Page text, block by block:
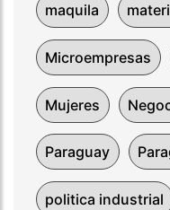
maquila
Microempresas
Mujeres
Paraguay
politica industrial